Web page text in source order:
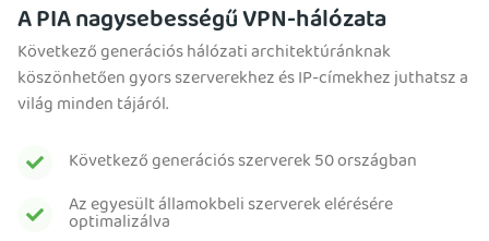
A PIA nagysebességű VPN-hálózata
Következő generációs hálózati architektúránknak
köszönhetően gyors szerverekhez és IP-címekhez juthatsz a
világ minden tájáról.
Következő generációs szerverek 50 országban
Az egyesült államokbeli szerverek elérésére
optimalizálva